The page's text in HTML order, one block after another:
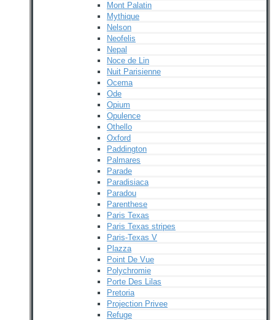
Mont Palatin
Mythique
Nelson
Neofelis
Nepal
Noce de Lin
Nuit Parisienne
Ocema
Ode
Opium
Opulence
Othello
Oxford
Paddington
Palmares
Parade
Paradisiaca
Paradou
Parenthese
Paris Texas
Paris Texas stripes
Paris-Texas V
Plazza
Point De Vue
Polychromie
Porte Des Lilas
Pretoria
Projection Privee
Refuge